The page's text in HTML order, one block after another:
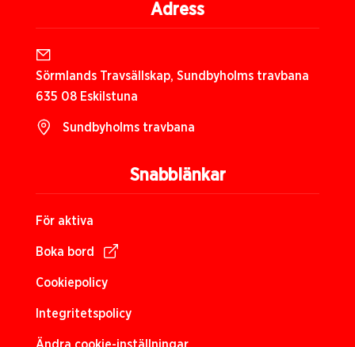
Snabblänkar
För aktiva
Boka bord
Cookiepolicy
Integritetspolicy
Adress
Sörmlands Travsällskap, Sundbyholms travbana
635 08 Eskilstuna
Sundbyholms travbana